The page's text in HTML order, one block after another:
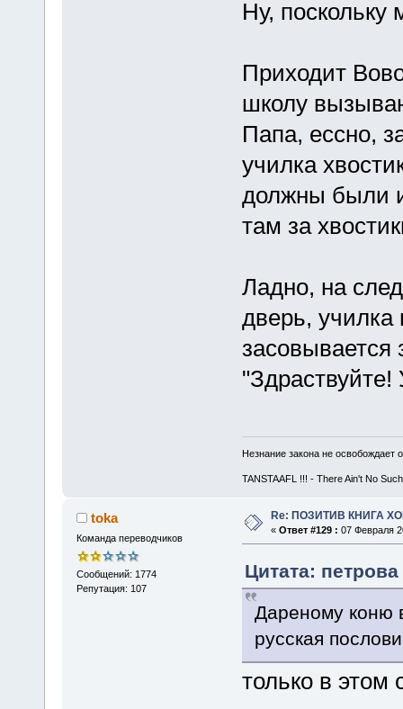
Ну,
Приходит
школу
Папа, ессно,
училка
должны были
там за
Ладно, на
дверь, училка
засовывается
Незнание закона не освобождает
TANSTAAFL !!! - There Ain't No
toka
Команда переводчиков
Сообщений: 1774
Репутация: 107
Re: ПОЗИТИВ КНИГА
« Ответ #129 : 07 Февраля
Цитата:
Дареному коню
русская
только в этом